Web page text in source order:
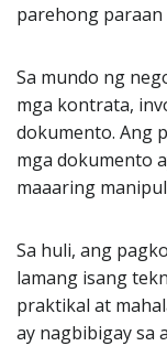
parehong paraan
Sa mundo ng
mga kontrata,
dokumento. Ang
mga dokumento
maaaring
Sa huli, ang
lamang isang
praktikal at
ay nagbibigay sa